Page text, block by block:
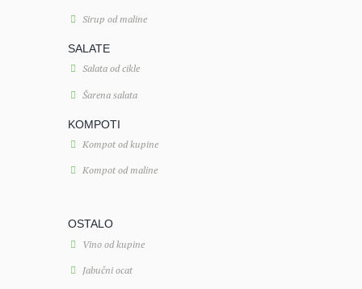
Sirup od maline
SALATE
Salata od cikle
Šarena salata
KOMPOTI
Kompot od kupine
Kompot od maline
OSTALO
Vino od kupine
Jabučni ocat